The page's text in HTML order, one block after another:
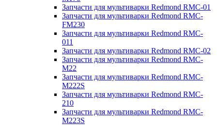
Запчасти для мультиварки Redmond RMC-01
Запчасти для мультиварки Redmond RMC-
FM230
Запчасти для мультиварки Redmond RMC-
011
Запчасти для мультиварки Redmond RMC-02
Запчасти для мультиварки Redmond RMC-
M22
Запчасти для мультиварки Redmond RMC-
M222S
Запчасти для мультиварки Redmond RMC-
210
Запчасти для мультиварки Redmond RMC-
M223S